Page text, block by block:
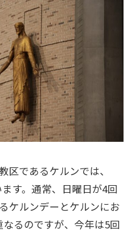
区であるケルンでは、
ます。通常、日曜日が4回
ケルンデーとケルンにお
るのですが、今年は5回